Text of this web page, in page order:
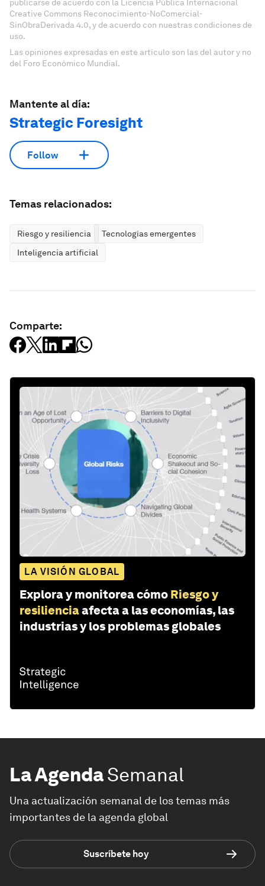
publicarse de acuerdo con la Licencia Pública Internacional
Creative Commons Reconocimiento-NoComercial-
SinObraDerivada 4.0, y de acuerdo con nuestras condiciones de
uso.
Las opiniones expresadas en este artículo son las del autor y no
del Foro Económico Mundial.
Mantente al día:
Strategic Foresight
Follow
Temas relacionados:
Riesgo y resiliencia
Tecnologías emergentes
Inteligencia artificial
Comparte:
LA VISIÓN GLOBAL
Explora y monitorea cómo Riesgo y
resilienciaafecta a las economías, las
industrias y los problemas globales
La AgendaSemanal
Una actualización semanal de los temas más
importantes de la agenda global
Suscríbete hoy